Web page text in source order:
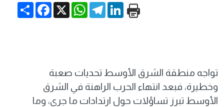
Share
Facebook X
WhatsApp
TelegramLinkedIn
تواجه منطقة الشرق الأوسط تحديات صعبة
وخطيرة، فبعد انتهاء الحرب الراهنة في الشرق
الأوسط تبرز تساؤلات حول ارتدادات ما جرى، وما